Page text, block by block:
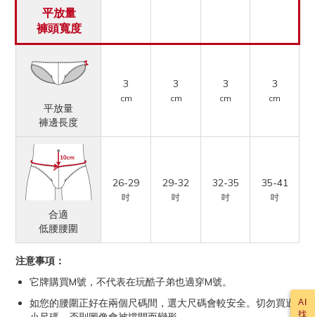
平放量
褲頭寬度
平放量
褲邊長度
3
cm
3
cm
3
cm
3
cm
合適
低腰腰圍
26-29
吋
29-32
吋
32-35
吋
35-41
吋
注意事項：
它牌購買M號，不代表在玩酷子弟也適穿M號。
如您的腰圍正好在兩個尺碼間，選大尺碼會較安全。切勿買過
AI
找